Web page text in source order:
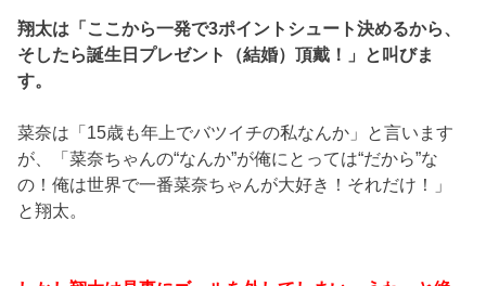
翔太は「ここから一発で3ポイントシュート決めるから、
そしたら誕生日プレゼント（結婚）頂戴！」と叫びま
す。
菜奈は「15歳も年上でバツイチの私なんか」と言います
が、「菜奈ちゃんの“なんか”が俺にとっては“だから”な
の！俺は世界で一番菜奈ちゃんが大好き！それだけ！」
と翔太。